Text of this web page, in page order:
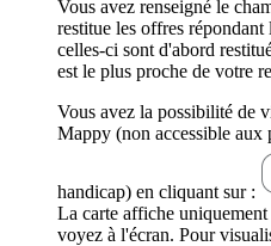
Vous avez renseigné le
restitue les offres
celles-ci sont d'abord
est le plus proche de votre
Vous avez la possibilité de
Mappy (non accessible aux
handicap) en cliquant sur :
La carte affiche
voyez à l'écran. Pour